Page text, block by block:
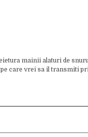
mainii alaturi de
pe care vrei sa il transmiti